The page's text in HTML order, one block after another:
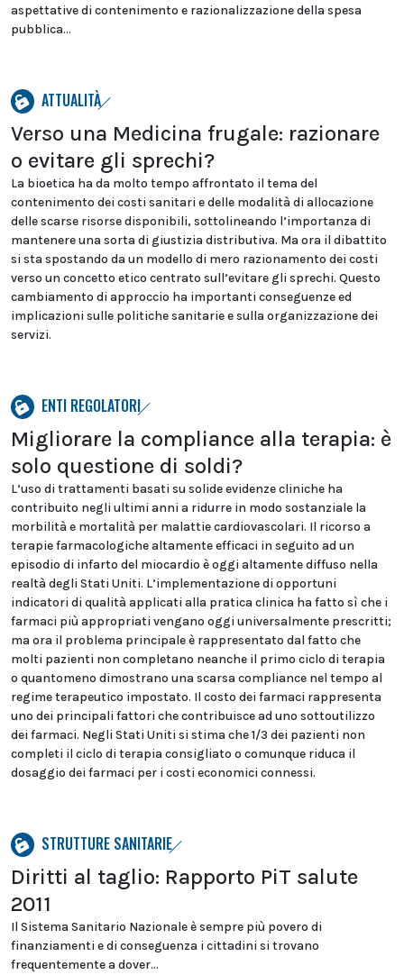
aspettative di contenimento e razionalizzazione della spesa
pubblica...
ATTUALITÀ
Verso una Medicina frugale: razionare
o evitare gli sprechi?
La bioetica ha da molto tempo affrontato il tema del
contenimento dei costi sanitari e delle modalità di allocazione
delle scarse risorse disponibili, sottolineando l’importanza di
mantenere una sorta di giustizia distributiva. Ma ora il dibattito
si sta spostando da un modello di mero razionamento dei costi
verso un concetto etico centrato sull’evitare gli sprechi. Questo
cambiamento di approccio ha importanti conseguenze ed
implicazioni sulle politiche sanitarie e sulla organizzazione dei
servizi.
ENTI REGOLATORI
Migliorare la compliance alla terapia: è
solo questione di soldi?
L’uso di trattamenti basati su solide evidenze cliniche ha
contribuito negli ultimi anni a ridurre in modo sostanziale la
morbilità e mortalità per malattie cardiovascolari. Il ricorso a
terapie farmacologiche altamente efficaci in seguito ad un
episodio di infarto del miocardio è oggi altamente diffuso nella
realtà degli Stati Uniti. L’implementazione di opportuni
indicatori di qualità applicati alla pratica clinica ha fatto sì che i
farmaci più appropriati vengano oggi universalmente prescritti;
ma ora il problema principale è rappresentato dal fatto che
molti pazienti non completano neanche il primo ciclo di terapia
o quantomeno dimostrano una scarsa compliance nel tempo al
regime terapeutico impostato. Il costo dei farmaci rappresenta
uno dei principali fattori che contribuisce ad uno sottoutilizzo
dei farmaci. Negli Stati Uniti si stima che 1/3 dei pazienti non
completi il ciclo di terapia consigliato o comunque riduca il
dosaggio dei farmaci per i costi economici connessi.
STRUTTURE SANITARIE
Diritti al taglio: Rapporto PiT salute
2011
Il Sistema Sanitario Nazionale è sempre più povero di
finanziamenti e di conseguenza i cittadini si trovano
frequentemente a dover...